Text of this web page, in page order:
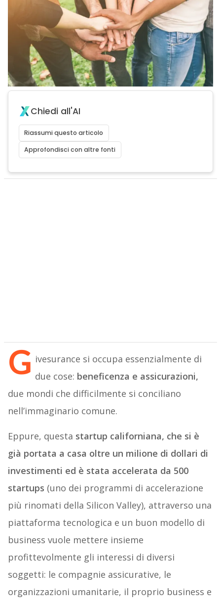
Chiedi all'AI
Riassumi questo articolo
Approfondisci con altre fonti
G ivesurance si occupa essenzialmente di
due cose:beneficenza e assicurazioni,
due mondi che difficilmente si conciliano
nell’immaginario comune.
Eppure, questastartup californiana, che si è
già portata a casa oltre un milione di dollari di
investimenti ed è stata accelerata da 500
startups(uno dei programmi di accelerazione
più rinomati della Silicon Valley), attraverso una
piattaforma tecnologica e un buon modello di
business vuole mettere insieme
profittevolmente gli interessi di diversi
soggetti: le compagnie assicurative, le